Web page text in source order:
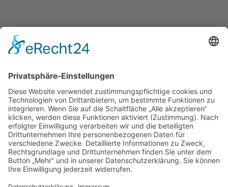
Unterstütze die .lkj) Sachsen-Anhalt durch deine
Online-Einkäufe. Ganz ohne Mehrkosten.
Kontakt
Impressum
Datenschutzerklärung
Barrierefreiheitserklärung